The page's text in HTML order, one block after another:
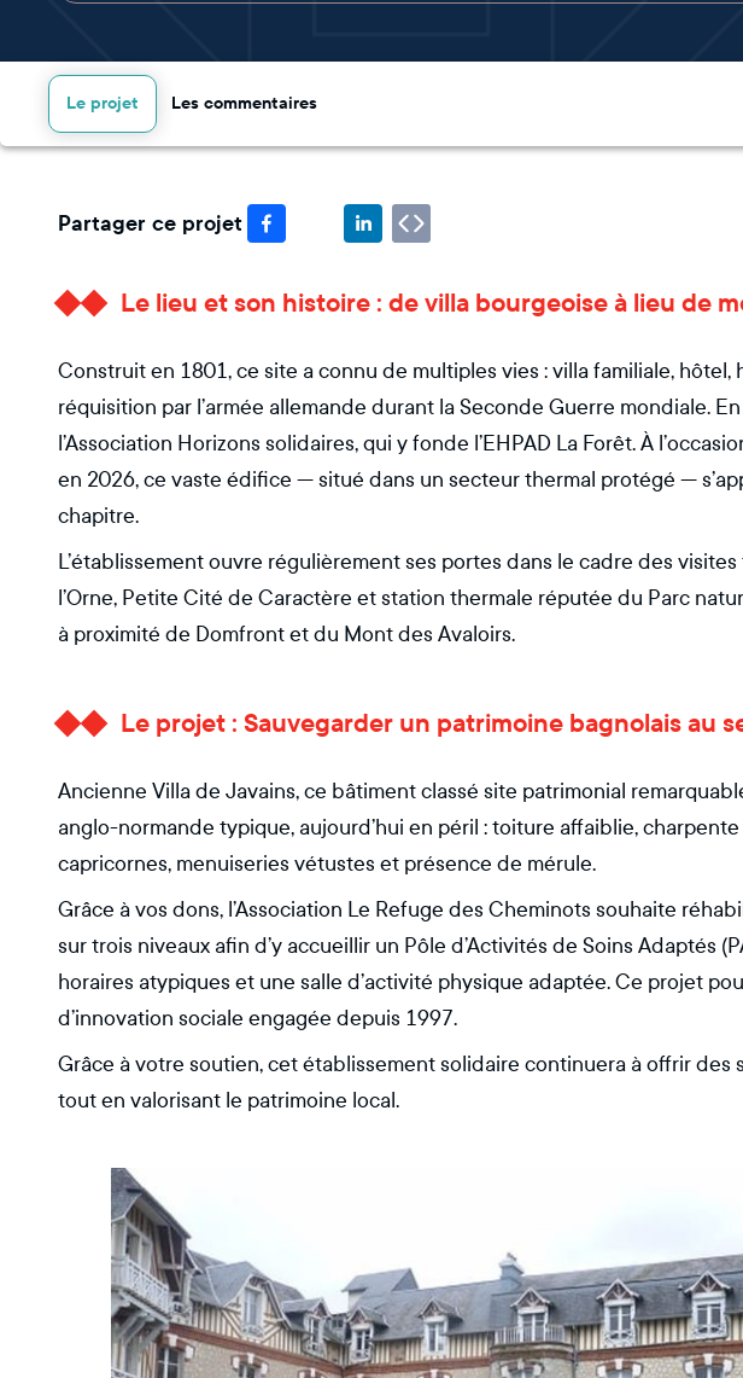
Le projet Les commentaires
Partager ce projet
Le lieu et son histoire : de villa bourgeoise à lieu de
Construit en 1801, ce site a connu de multiples vies : villa familiale, hôtel,
réquisition par l’armée allemande durant la Seconde Guerre mondiale.
l’Association Horizons solidaires, qui y fonde l’EHPAD La Forêt. À
en 2026, ce vaste édifice — situé dans un secteur thermal protégé —
chapitre.
L’établissement ouvre régulièrement ses portes dans le cadre des
l’Orne, Petite Cité de Caractère et station thermale réputée du Parc
à proximité de Domfront et du Mont des Avaloirs.
Le projet : Sauvegarder un patrimoine bagnolais au
Ancienne Villa de Javains, ce bâtiment classé site patrimonial
anglo-normande typique, aujourd’hui en péril : toiture affaiblie,
capricornes, menuiseries vétustes et présence de mérule.
Grâce à vos dons, l’Association Le Refuge des Cheminots souhaite
sur trois niveaux afin d’y accueillir un Pôle d’Activités de Soins Adaptés
horaires atypiques et une salle d’activité physique adaptée. Ce projet
d’innovation sociale engagée depuis 1997.
Grâce à votre soutien, cet établissement solidaire continuera à offrir des
tout en valorisant le patrimoine local.